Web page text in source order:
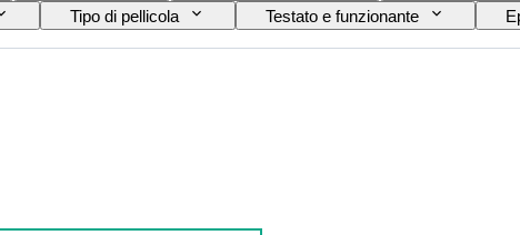
Tipo di pellicola Testato e funzionante